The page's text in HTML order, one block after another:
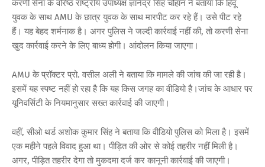
करणी सेना के वरिष्ठ राष्ट्रीय उपाध्यक्ष ज्ञानेंद्र सिंह चौहान ने बताया कि हिंदू
युवक के साथ AMU के छात्र युवक के साथ मारपीट कर रहे हैं। उसे पीट रहे
हैं। यह बेहद शर्मनाक है। अगर पुलिस ने जल्दी कार्रवाई नहीं की, तो करणी सेना
खुद कार्रवाई करने के लिए बाध्य होगी। आंदोलन किया जाएगा।
AMU के प्रॉक्टर प्रो. वसील अली ने बताया कि मामले की जांच की जा रही है।
इसमें यह स्पष्ट नहीं हो रहा है कि यह किस जगह का वीडियो है।जांच के आधार पर
यूनिवर्सिटी के नियमानुसार सख्त कार्रवाई की जाएगी।
वहीं, सीओ थर्ड अशोक कुमार सिंह ने बताया कि वीडियो पुलिस को मिला है। इसमें
एक महीने पहले विवाद हुआ था। पीड़ित की ओर से कोई तहरीर नहीं मिली है।
अगर, पीड़ित तहरीर देगा तो मुकदमा दर्ज कर कानूनी कार्रवाई की जाएगी।